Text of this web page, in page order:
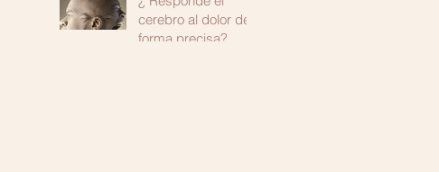
cerebro al dolor de
forma precisa?